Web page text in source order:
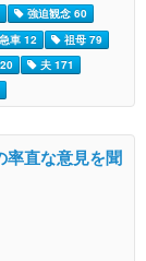
強迫観念 60
車 12
祖母 79
夫 171
率直な意見を聞